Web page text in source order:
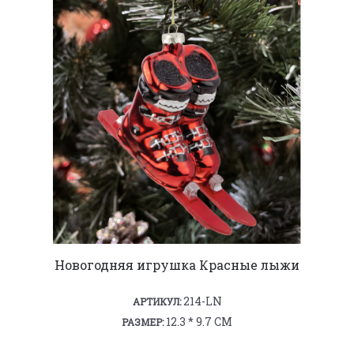
Новогодняя игрушка Красные лыжи
АРТИКУЛ:214-LN
РАЗМЕР:12.3 * 9.7 СМ